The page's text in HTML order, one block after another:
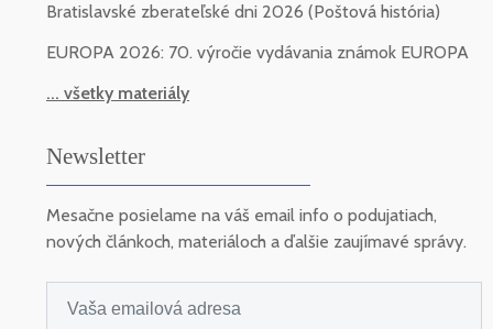
Bratislavské zberateľské dni 2026 (Poštová história)
EUROPA 2026: 70. výročie vydávania známok EUROPA
... všetky materiály
Newsletter
Mesačne posielame na váš email info o podujatiach,
nových článkoch, materiáloch a ďalšie zaujímavé správy.